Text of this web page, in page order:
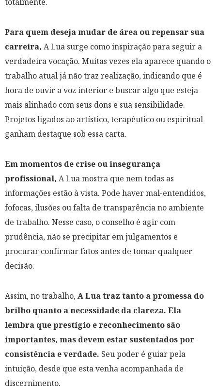
Para quem deseja mudar de área ou repensar sua
carreira, A Lua surge como inspiração para seguir a
verdadeira vocação. Muitas vezes ela aparece quando o
trabalho atual já não traz realização, indicando que é
hora de ouvir a voz interior e buscar algo que esteja
mais alinhado com seus dons e sua sensibilidade.
Projetos ligados ao artístico, terapêutico ou espiritual
ganham destaque sob essa carta.
Em momentos de crise ou insegurança
profissional, A Lua mostra que nem todas as
informações estão à vista. Pode haver mal-entendidos,
fofocas, ilusões ou falta de transparência no ambiente
de trabalho. Nesse caso, o conselho é agir com
prudência, não se precipitar em julgamentos e
procurar confirmar fatos antes de tomar qualquer
decisão.
Assim, no trabalho,A Lua traz tanto a promessa do
brilho quanto a necessidade da clareza. Ela
lembra que prestígio e reconhecimento são
importantes, mas devem estar sustentados por
consistência e verdade. Seu poder é guiar pela
intuição, desde que esta venha acompanhada de
discernimento.